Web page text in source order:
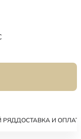
РЯДДОСТАВКА И